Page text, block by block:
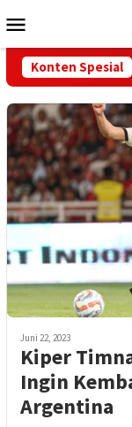
ke
kontenMobile
Konten Spesial
Juni 22, 2023
Kiper
Ingin
Argentina